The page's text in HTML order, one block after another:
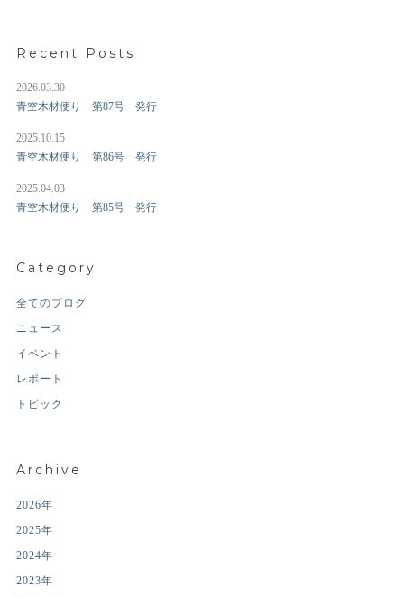
Recent Posts
2026.03.30
青空木材便り 第87号 発行
2025.10.15
青空木材便り 第86号 発行
2025.04.03
青空木材便り 第85号 発行
Category
全てのブログ
ニュース
イベント
レポート
トピック
Archive
2026年
2025年
2024年
2023年